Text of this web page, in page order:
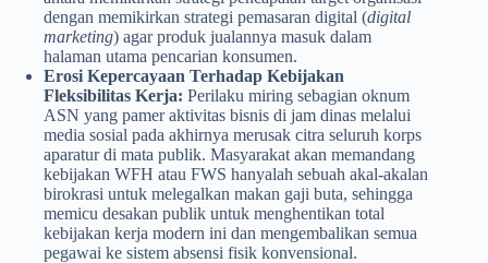
dengan memikirkan strategi pemasaran digital (digital
marketing) agar produk jualannya masuk dalam
halaman utama pencarian konsumen.
Erosi Kepercayaan Terhadap Kebijakan
Fleksibilitas Kerja: Perilaku miring sebagian oknum
ASN yang pamer aktivitas bisnis di jam dinas melalui
media sosial pada akhirnya merusak citra seluruh korps
aparatur di mata publik. Masyarakat akan memandang
kebijakan WFH atau FWS hanyalah sebuah akal-akalan
birokrasi untuk melegalkan makan gaji buta, sehingga
memicu desakan publik untuk menghentikan total
kebijakan kerja modern ini dan mengembalikan semua
pegawai ke sistem absensi fisik konvensional.